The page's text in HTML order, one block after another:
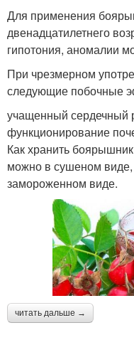
Для применения
двенадцатилетнего
гипотония, аномалии
При чрезмерном
следующие побочные
учащенный сердечный
функционирование
Как хранить
можно в сушеном виде,
замороженном виде.
читать дальше →